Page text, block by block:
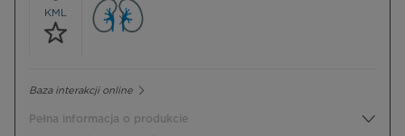
KML
Baza interakcji online
Pełna informacja o produkcie